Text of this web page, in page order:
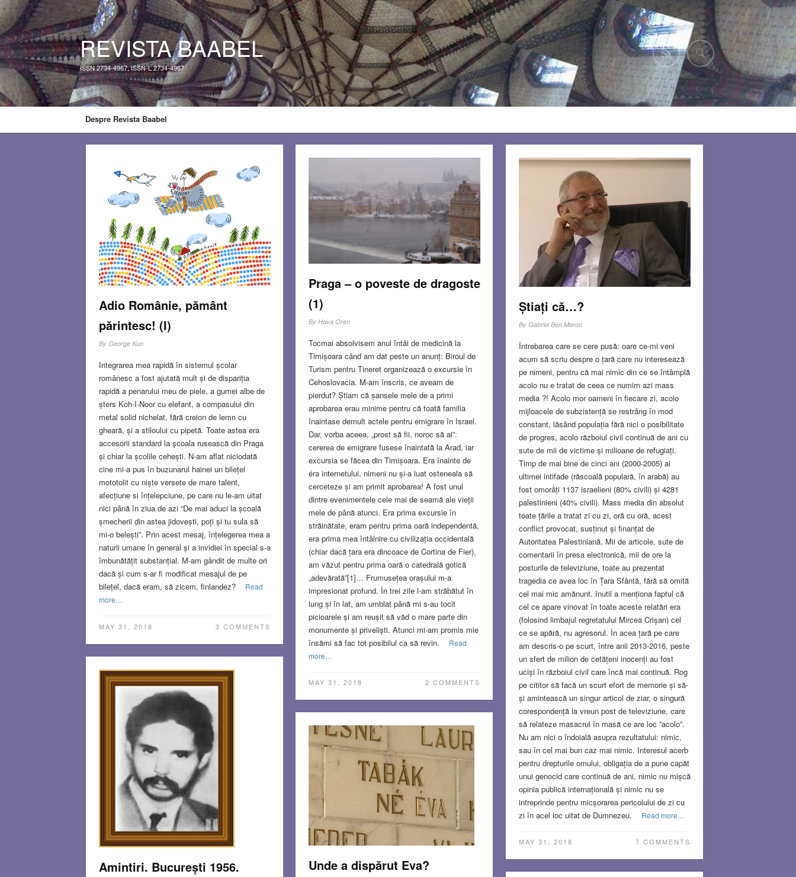
REVISTA BAABEL
ISSN 2734-4967, ISSN-L 2734-4967
Despre Revista Baabel
Adio Românie, pământ
părintesc! (I)
By George Kun
Integrarea mea rapidă în sistemul școlar
românesc a fost ajutată mult și de dispariția
rapidă a penarului meu de piele, a gumei albe de
șters Koh-I-Noor cu elefant, a compasului din
metal solid nichelat, fără creion de lemn cu
gheară, și a stiloului cu pipetă. Toate astea era
accesorii standard la şcoala rusească din Praga
și chiar la școlile cehești. N-am aflat niciodată
cine mi-a pus în buzunarul hainei un bilețel
mototolit cu niște versete de mare talent,
afecțiune si înțelepciune, pe care nu le-am uitat
nici până în ziua de azi “De mai aduci la școală
șmecherii din astea jidovești, poți și tu sula să
mi-o belești”. Prin acest mesaj, înțelegerea mea a
naturii umane în general și a invidiei în special s-a
îmbunătățit substanțial. M-am gândit de multe ori
dacă și cum s-ar fi modificat mesajul de pe
bilețel, dacă eram, să zicem, finlandez?
Read
more…
MAY 31, 2018 3 COMMENTS
Praga – o poveste de dragoste
(1)
By Hava Oren
Tocmai absolvisem anul întâi de medicină la
Timișoara când am dat peste un anunț: Biroul de
Turism pentru Tineret organizează o excursie în
Cehoslovacia. M-am înscris, ce aveam de
pierdut? Știam că șansele mele de a primi
aprobarea erau minime pentru că toată familia
înaintase demult actele pentru emigrare în Israel.
Dar, vorba aceea, „prost să fii, noroc să ai”:
cererea de emigrare fusese înaintată la Arad, iar
excursia se făcea din Timișoara. Era înainte de
éra internetului, nimeni nu și-a luat osteneala să
cerceteze și am primit aprobarea! A fost unul
dintre evenimentele cele mai de seamă ale vieții
mele de până atunci. Era prima excursie în
străinătate, eram pentru prima oară independentă,
era prima mea întâlnire cu civilizația occidentală
(chiar dacă țara era dincoace de Cortina de Fier),
am văzut pentru prima oară o catedrală gotică
„adevărată”[1]… Frumusețea orașului m-a
impresionat profund. În trei zile l-am străbătut în
lung și în lat, am umblat până mi s-au tocit
picioarele și am reușit să văd o mare parte din
monumente și priveliști. Atunci mi-am promis mie
însămi să fac tot posibilul ca să revin.
Read
more…
MAY 31, 2018 2 COMMENTS
Știați că…?
By Gabriel Ben Meron
Întrebarea care se cere pusă: oare ce-mi veni
acum să scriu despre o țară care nu interesează
pe nimeni, pentru că mai nimic din ce se întâmplă
acolo nu e tratat de ceea ce numim azi mass
media ?! Acolo mor oameni în fiecare zi, acolo
mijloacele de subzistență se restrâng în mod
constant, lăsând populația fără nici o posibilitate
de progres, acolo războiul civil continuă de ani cu
sute de mii de victime și milioane de refugiați.
Timp de mai bine de cinci ani (2000-2005) ai
ultimei intifade (răscoală populară, în arabă) au
fost omorâți 1137 israelieni (80% civili) și 4281
palestinieni (40% civili). Mass media din absolut
toate țările a tratat zi cu zi, oră cu oră, acest
conflict provocat, susținut și finanțat de
Autoritatea Palestiniană. Mii de articole, sute de
comentarii în presa electronică, mii de ore la
posturile de televiziune, toate au prezentat
tragedia ce avea loc în Țara Sfântă, fără să omită
cel mai mic amănunt. Inutil a menționa faptul că
cel ce apare vinovat în toate aceste relatări era
(folosind limbajul regretatului Mircea Crișan) cel
ce se apără, nu agresorul. În acea țară pe care
am descris-o pe scurt, între anii 2013-2016, peste
un sfert de milion de cetățeni inocenți au fost
uciși în războiul civil care încă mai continuă. Rog
pe cititor să facă un scurt efort de memorie și să-
și amintească un singur articol de ziar, o singură
corespondență la vreun post de televiziune, care
să relateze masacrul în masă ce are loc ”acolo”.
Nu am nici o îndoială asupra rezultatului: nimic,
sau în cel mai bun caz mai nimic. Interesul acerb
pentru drepturile omului, obligația de a pune capăt
unui genocid care continuă de ani, nimic nu mișcă
opinia publică internațională și nimic nu se
intreprinde pentru micșorarea pericolului de zi cu
zi în acel loc uitat de Dumnezeu.
Read more…
MAY 31, 2018 7 COMMENTS
Amintiri. București 1956.
Unde a dispărut Eva?